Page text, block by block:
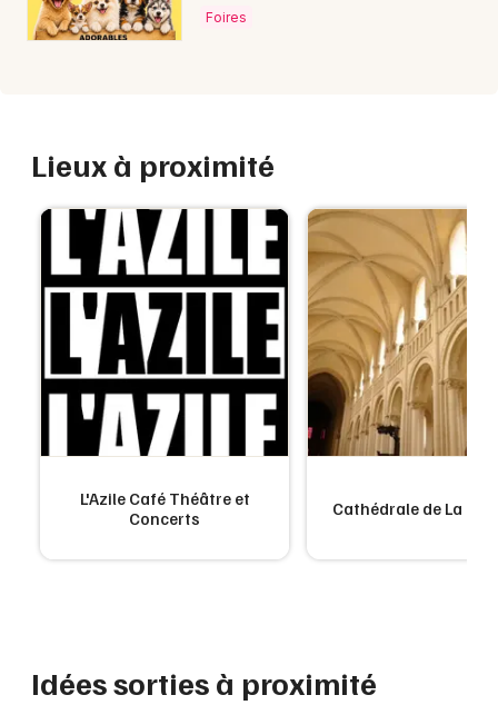
Foires
Lieux à proximité
L'Azile Café Théâtre et
Concerts
Cathédrale de La
Idées sorties à proximité